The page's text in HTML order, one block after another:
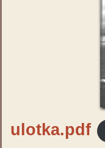
ulotka.pdf